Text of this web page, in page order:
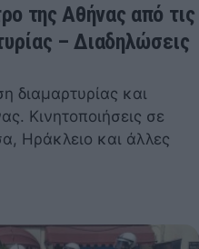
της Αθήνας από τις
– Διαδηλώσεις
διαμαρτυρίας και
Κινητοποιήσεις σε
Ηράκλειο και άλλες